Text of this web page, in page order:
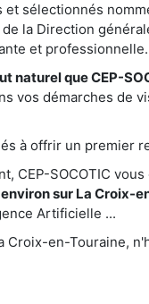
sélectionnés
la Direction
et professionnelle.
naturel que CEP-
vos démarches de
à offrir un
CEP-SOCOTIC
sur La Croix-
Artificielle ...
Croix-en-Touraine,